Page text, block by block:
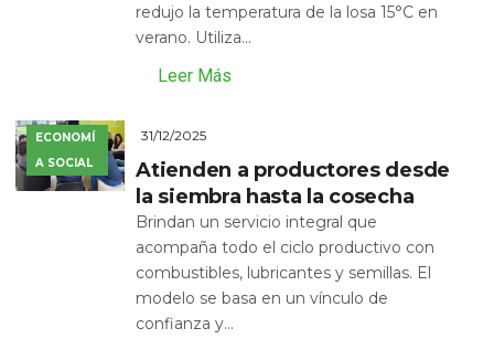
redujo la temperatura de la losa 15°C en
verano. Utiliza...
Leer Más
ECONOMÍ
A SOCIAL
31/12/2025
Atienden a productores desde
la siembra hasta la cosecha
Brindan un servicio integral que
acompaña todo el ciclo productivo con
combustibles, lubricantes y semillas. El
modelo se basa en un vínculo de
confianza y...